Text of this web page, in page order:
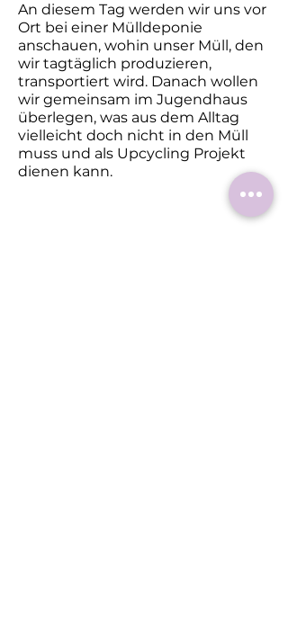
An diesem Tag werden wir uns vor
Ort bei einer Mülldeponie
anschauen, wohin unser Müll, den
wir tagtäglich produzieren,
transportiert wird. Danach wollen
wir gemeinsam im Jugendhaus
überlegen, was aus dem Alltag
vielleicht doch nicht in den Müll
muss und als Upcycling Projekt
dienen kann.